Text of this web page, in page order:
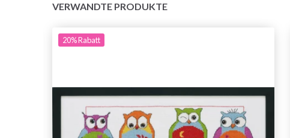
VERWANDTE PRODUKTE
20%Rabatt